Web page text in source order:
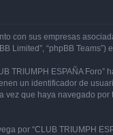
con sus empresas
Limited”, “phpBB
TRIUMPH ESPAÑA
un identificador de
que haya navegado
por “CLUB TRIUMPH